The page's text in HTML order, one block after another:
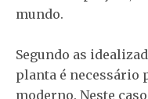
mundo.
Segundo as
planta é necessário
moderno. Neste